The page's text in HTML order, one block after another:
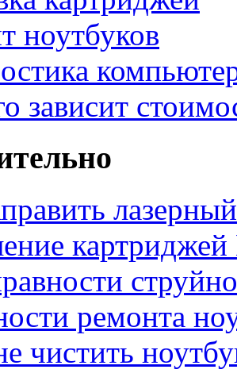
ноутбуков
зависит
ремонта
чистить